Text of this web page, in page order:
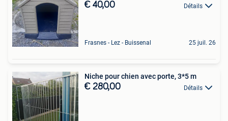
€ 40,00 Détails
Frasnes - Lez - Buissenal 25 juil. 26
Niche pour chien avec porte, 3*5 m
€ 280,00 Détails